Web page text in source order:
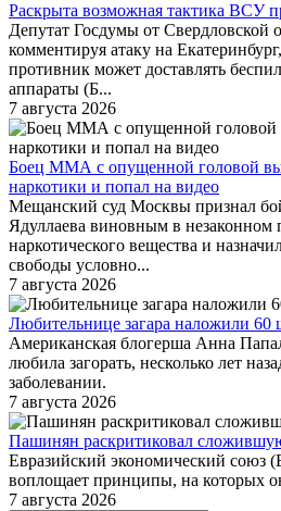
Раскрыта возможная тактика ВСУ
Депутат Госдумы от Свердловской
комментируя атаку на
противник может доставлять
аппараты (Б...
7 августа 2026
Боец ММА с опущенной головой
наркотики и попал на видео
Мещанский суд Москвы признал
Ядуллаева виновным в незаконном
наркотического вещества и
свободы условно...
7 августа 2026
Любительнице загара наложили 60
Американская блогерша Анна
любила загорать, несколько лет
заболевании.
7 августа 2026
Пашинян раскритиковал
Евразийский экономический союз
воплощает принципы, на которых
7 августа 2026